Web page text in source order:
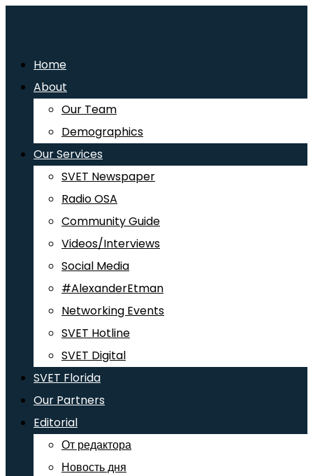
Home
About
Our Team
Demographics
Our Services
SVET Newspaper
Radio OSA
Community Guide
Videos/Interviews
Social Media
#AlexanderEtman
Networking Events
SVET Hotline
SVET Digital
SVET Florida
Our Partners
Editorial
От редактора
Новость дня